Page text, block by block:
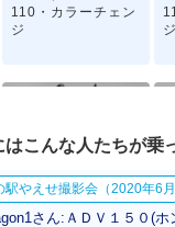
110・カラーチェン
ジ
ジ
2022年 CrossCub
こんな人たちが乗
駅やえせ撮影会（2020年6月
さん:ＡＤＶ１５０(ホ